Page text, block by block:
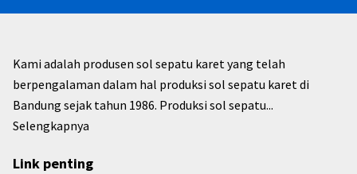
Kami adalah produsen sol sepatu karet yang telah
berpengalaman dalam hal produksi sol sepatu karet di
Bandung sejak tahun 1986. Produksi sol sepatu...
Selengkapnya
Link penting